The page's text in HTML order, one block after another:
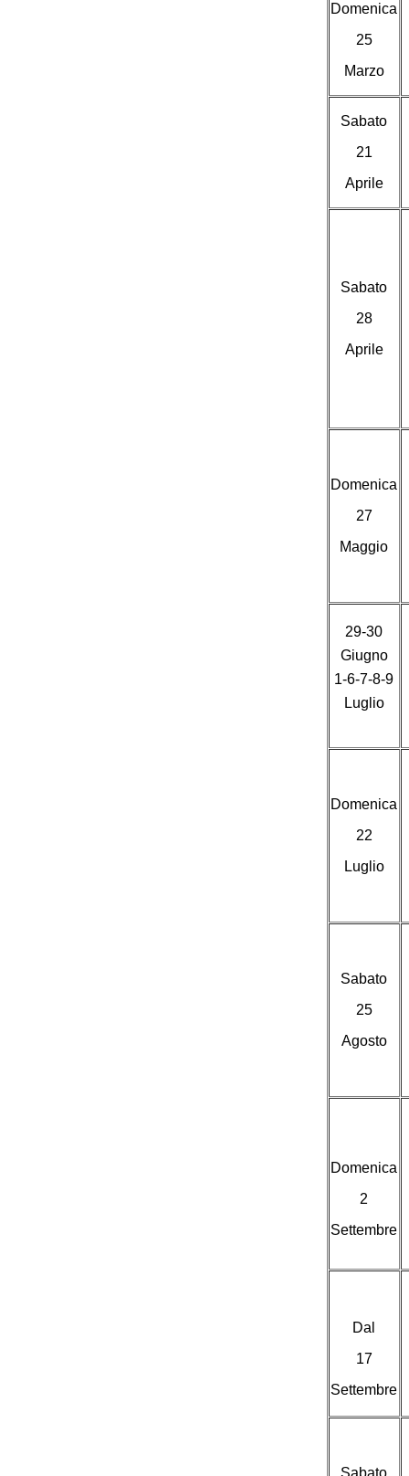
Domenica
25
Marzo
Sabato
21
Aprile
Sabato
28
Aprile
Domenica
27
Maggio
29-30
Giugno
1-6-7-8-9
Luglio
Domenica
22
Luglio
Sabato
25
Agosto
Domenica
2
Settembre
Dal
17
Settembre